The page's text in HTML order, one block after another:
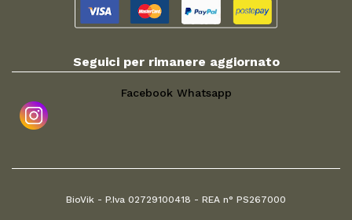
Seguici per rimanere aggiornato
Facebook Whatsapp
BioVik - P.Iva 02729100418 - REA n° PS267000